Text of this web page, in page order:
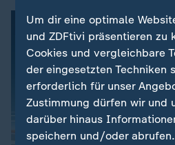
Um dir eine optimale
und ZDFtivi präsentieren zu
Cookies und vergleichbare
der eingesetzten Techniken
erforderlich für unser
Zustimmung dürfen wir und
darüber hinaus
speichern und/oder